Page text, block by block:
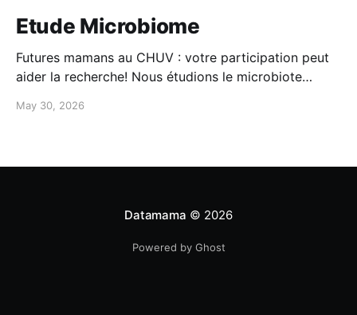
Etude Microbiome
Futures mamans au CHUV : votre participation peut
aider la recherche! Nous étudions le microbiote
questionnaires + prélèvements -100CHF de
May 30, 2026
Datamama © 2026
Powered by Ghost